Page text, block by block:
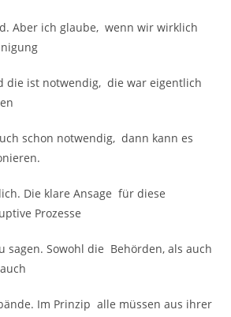
Aber ich glaube, wenn wir wirklich
die ist notwendig, die war eigentlich
schon notwendig, dann kann es
Die klare Ansage für diese
Prozesse
sagen. Sowohl die Behörden, als auch
Im Prinzip alle müssen aus ihrer